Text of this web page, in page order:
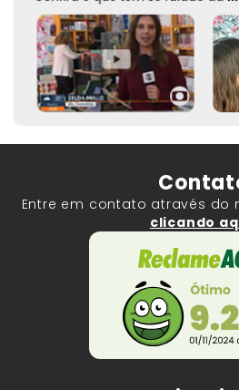
Entre em contato através do
clicando